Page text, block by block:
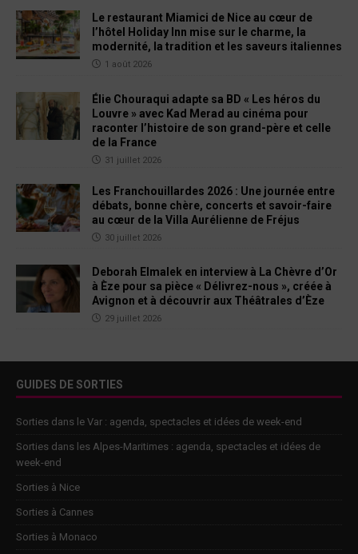
Le restaurant Miamici de Nice au cœur de
l’hôtel Holiday Inn mise sur le charme, la
modernité, la tradition et les saveurs italiennes
1 août 2026
Élie Chouraqui adapte sa BD « Les héros du
Louvre » avec Kad Merad au cinéma pour
raconter l’histoire de son grand-père et celle
de la France
31 juillet 2026
Les Franchouillardes 2026 : Une journée entre
débats, bonne chère, concerts et savoir-faire
au cœur de la Villa Aurélienne de Fréjus
30 juillet 2026
Deborah Elmalek en interview à La Chèvre d’Or
à Èze pour sa pièce « Délivrez-nous », créée à
Avignon et à découvrir aux Théâtrales d’Èze
29 juillet 2026
GUIDES DE SORTIES
Sorties dans le Var : agenda, spectacles et idées de week-end
Sorties dans les Alpes-Maritimes : agenda, spectacles et idées de
week-end
Sorties à Nice
Sorties à Cannes
Sorties à Monaco